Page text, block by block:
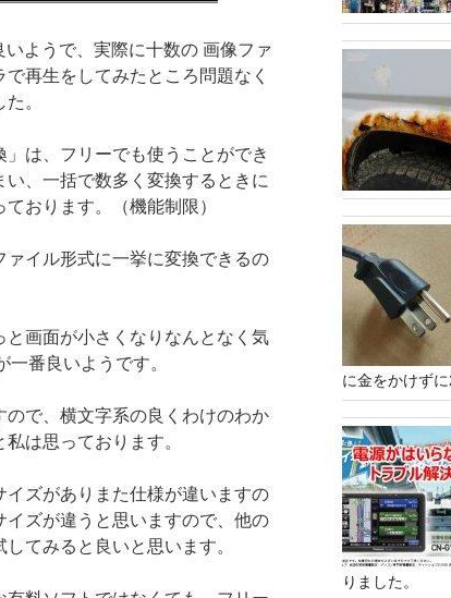
ようで、実際に十数の 画像ファ
再生をしてみたところ問題なく
。
は、フリーでも使うことができ
、一括で数多く変換するときに
おります。（機能制限）
イル形式に一挙に変換できるの
画面が小さくなりなんとなく気
番良いようです。
ので、横文字系の良くわけのわか
は思っております。
ズがありまた仕様が違いますの
ズが違うと思いますので、他の
てみると良いと思います。
に金をかけず
りました。